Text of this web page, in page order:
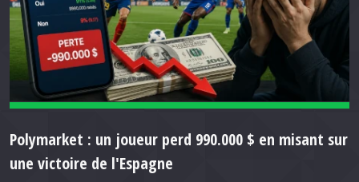
Polymarket : un joueur perd 990.000 $ en misant sur
une victoire de l'Espagne